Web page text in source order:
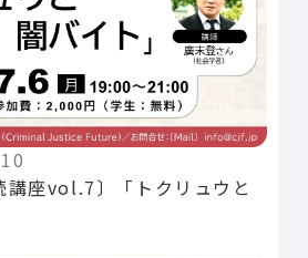
講座vol.7〕「トクリュウと